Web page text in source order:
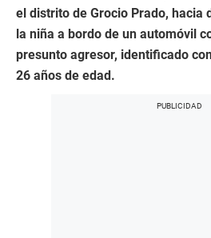
el distrito de Grocio Prado, hacia
la niña a bordo de un automóvil
presunto agresor, identificado
26 años de edad.